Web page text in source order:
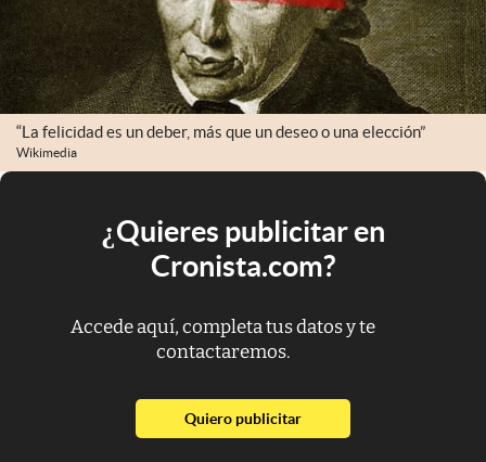
“La felicidad es un deber, más que un deseo o una elección”
Wikimedia
¿Quieres publicitar en
Cronista.com?
Accede aquí, completa tus datos y te
contactaremos.
Quiero publicitarabre en nueva pestaña